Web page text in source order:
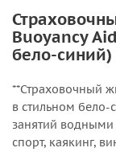
Buoyancy
бело-синий)
**Страховочный
в стильном
занятий водными
спорт, каякинг,